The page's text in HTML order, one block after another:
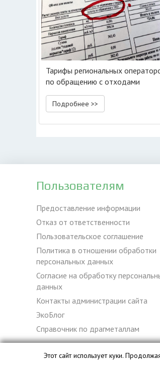
Тарифы региональных
по обращению с отходами
Подробнее >>
Пользователям
Предоставление информации
Отказ от ответственности
Пользовательское соглашение
Политика в отношении обработки
персональных данных
Согласие на обработку
данных
Контакты администрации сайта
ЭкоБлог
Справочник по драгметаллам
Этот сайт использует куки.